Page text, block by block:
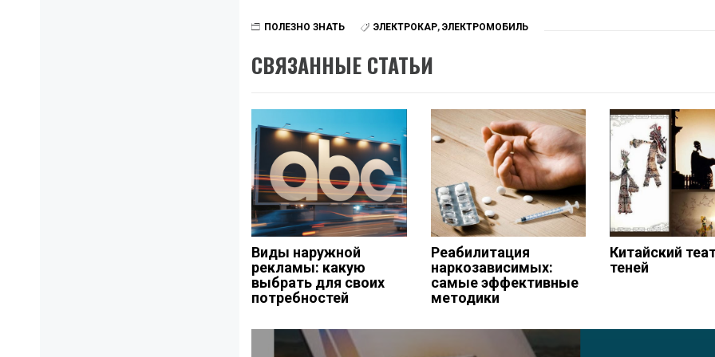
ПОЛЕЗНО ЗНАТЬ ЭЛЕКТРОКАР, ЭЛЕКТРОМОБИЛЬ
СВЯЗАННЫЕ СТАТЬИ
Виды наружной
рекламы: какую
выбрать для своих
потребностей
Реабилитация
наркозависимых:
самые эффективные
методики
Китайский
теней